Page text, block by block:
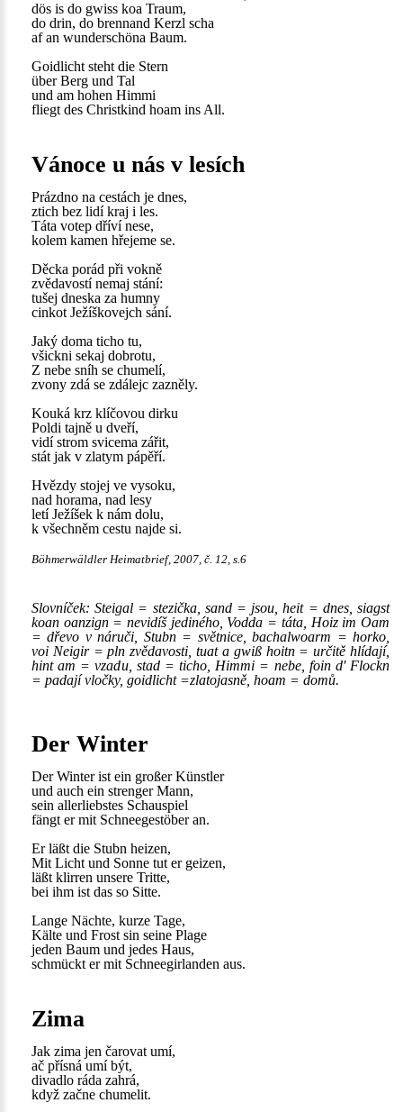
dös is do gwiss koa Traum,
do drin, do brennand Kerzl scha
af an wunderschöna Baum.
Goidlicht steht die Stern
über Berg und Tal
und am hohen Himmi
fliegt des Christkind hoam ins All.
Vánoce u nás v lesích
Prázdno na cestách je dnes,
ztich bez lidí kraj i les.
Táta votep dříví nese,
kolem kamen hřejeme se.
Děcka porád při vokně
zvědavostí nemaj stání:
tušej dneska za humny
cinkot Ježíškovejch sání.
Jaký doma ticho tu,
všickni sekaj dobrotu,
Z nebe sníh se chumelí,
zvony zdá se zdálejc zazněly.
Kouká krz klíčovou dirku
Poldi tajně u dveří,
vidí strom svicema zářit,
stát jak v zlatym pápěří.
Hvězdy stojej ve vysoku,
nad horama, nad lesy
letí Ježíšek k nám dolu,
k všechněm cestu najde si.
Böhmerwäldler Heimatbrief, 2007, č. 12, s.6
Slovníček: Steigal = stezička, sand = jsou, heit = dnes, siagst
koan oanzign = nevidíš jediného, Vodda = táta, Hoiz im Oam
= dřevo v náruči, Stubn = světnice, bachalwoarm = horko,
voi Neigir = pln zvědavosti, tuat a gwiß hoitn = určitě hlídají,
hint am = vzadu, stad = ticho, Himmi = nebe, foin d' Flockn
= padají vločky, goidlicht =zlatojasně, hoam = domů.
Der Winter
Der Winter ist ein großer Künstler
und auch ein strenger Mann,
sein allerliebstes Schauspiel
fängt er mit Schneegestöber an.
Er läßt die Stubn heizen,
Mit Licht und Sonne tut er geizen,
läßt klirren unsere Tritte,
bei ihm ist das so Sitte.
Lange Nächte, kurze Tage,
Kälte und Frost sin seine Plage
jeden Baum und jedes Haus,
schmückt er mit Schneegirlanden aus.
Zima
Jak zima jen čarovat umí,
ač přísná umí být,
divadlo ráda zahrá,
když začne chumelit.